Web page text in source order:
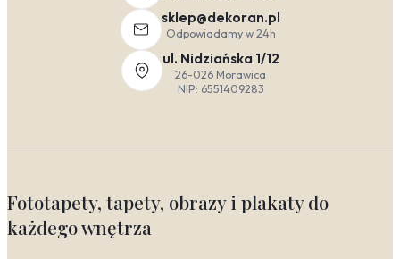
sklep@dekoran.pl
Odpowiadamy w 24h
ul. Nidziańska 1/12
26-026 Morawica
NIP: 6551409283
Fototapety, tapety, obrazy i plakaty do
każdego wnętrza